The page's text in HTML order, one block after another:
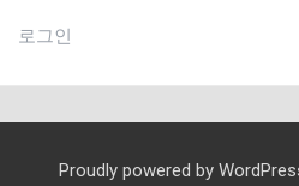
로그인
Proudly powered by